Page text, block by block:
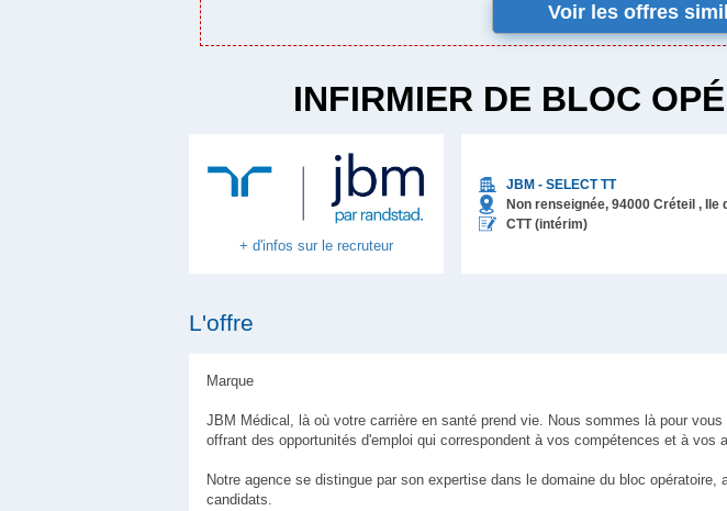
Voir les offres
INFIRMIER DE BLOC
+ d'infos sur le recruteur
JBM - SELECT TT
Non renseignée, 94000 Créteil , Ile
CTT (intérim)
L'offre
Marque
JBM Médical, là où votre carrière en santé prend vie. Nous sommes là pour
offrant des opportunités d'emploi qui correspondent à vos compétences et à vos
Notre agence se distingue par son expertise dans le domaine du bloc
candidats.